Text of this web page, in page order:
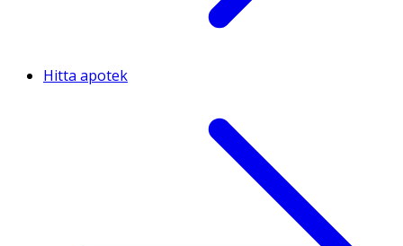
Hitta apotek